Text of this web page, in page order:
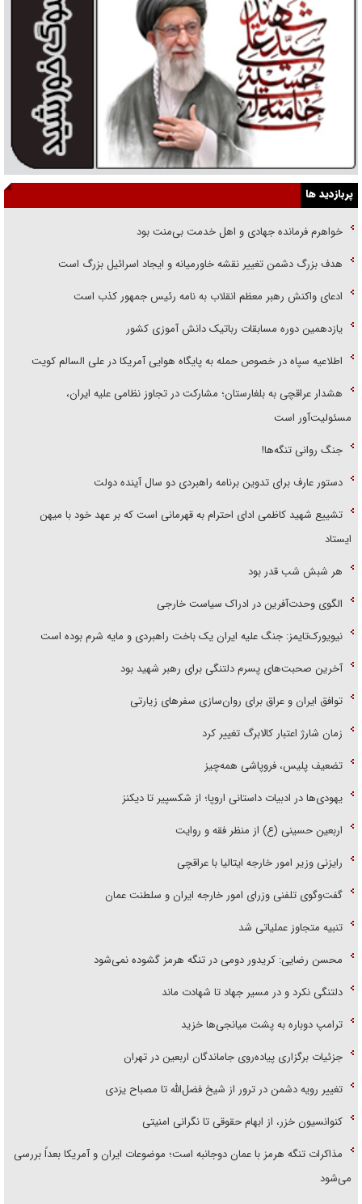
پربازدید ها
خواهرم فرمانده جهادی و اهل خدمت بی‌منت بود
هدف بزرگ دشمن تغییر نقشه خاورمیانه و ایجاد اسرائیل بزرگ است
ادعای واکنش رهبر معظم انقلاب به نامه رئیس جمهور کذب است
یازدهمین دوره مسابقات رباتیک دانش آموزی کشور
اطلاعیه سپاه در خصوص حمله به پایگاه هوایی آمریکا در علی السالم کویت
هشدار عراقچی به بلغارستان؛ مشارکت در تجاوز نظامی علیه ایران،
مسئولیت‌آور است
جنگ روانی تنگه‌ها!
دستور عارف برای تدوین برنامه راهبردی دو سال آینده دولت
تشییع شهید کاظمی ادای احترام به قهرمانی است که بر عهد خود با میهن
ایستاد
هر شبش شب قدر بود
الگوی وحدت‌آفرین در ادراک سیاست خارجی
نیویورک‌تایمز: جنگ علیه ایران یک باخت راهبردی و مایه شرم بوده است
آخرین صحبت‌های پسرم دلتنگی برای رهبر شهید بود
توافق ایران و عراق برای روان‌سازی سفر‌های زیارتی
زمان شارژ اعتبار کالابرگ تغییر کرد
تضعیف پلیس، فروپاشی همه‌چیز
یهودی‌ها در ادبیات داستانی اروپا؛ از شکسپیر تا دیکنز
اربعین حسینی (ع) از منظر فقه و روایت
رایزنی وزیر امور خارجه ایتالیا با عراقچی
گفت‌وگوی تلفنی وزرای امور خارجه ایران و سلطنت عمان
تنبیه متجاوز عملیاتی شد
محسن رضایی: کریدور دومی در تنگه هرمز گشوده نمی‌شود
دلتنگی نکرد و در مسیر جهاد تا شهادت ماند
ترامپ دوباره به پشت میانجی‌ها خزید
جزئیات برگزاری پیاده‌روی جاماندگان اربعین در تهران
تغییر رویه دشمن در ترور از شیخ فضل‌الله تا مصباح یزدی
کنوانسیون خزر، از ابهام حقوقی تا نگرانی امنیتی
مذاکرات تنگه هرمز با عمان دوجانبه است؛ موضوعات ایران و آمریکا بعداً بررسی
می‌شود